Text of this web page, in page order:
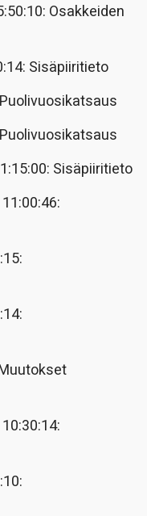
Osakkeiden
Sisäpiiritieto
Sisäpiiritieto